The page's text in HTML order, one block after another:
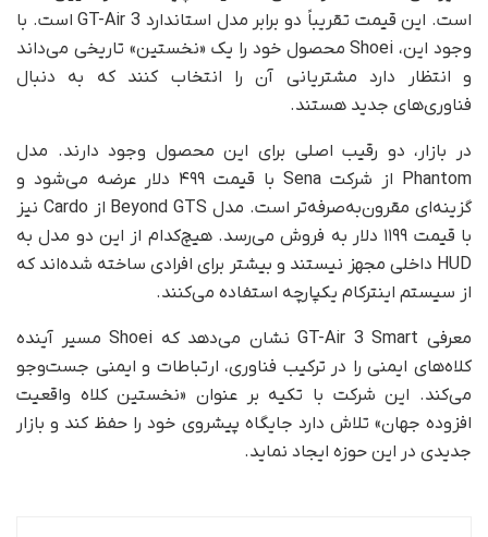
است. این قیمت تقریباً دو برابر مدل استاندارد GT-Air 3 است. با
وجود این، Shoei محصول خود را یک «نخستین» تاریخی می‌داند
و انتظار دارد مشتریانی آن را انتخاب کنند که به دنبال
فناوری‌های جدید هستند.
در بازار، دو رقیب اصلی برای این محصول وجود دارند. مدل
Phantom از شرکت Sena با قیمت ۴۹۹ دلار عرضه می‌شود و
گزینه‌ای مقرون‌به‌صرفه‌تر است. مدل Beyond GTS از Cardo نیز
با قیمت ۱۱۹۹ دلار به فروش می‌رسد. هیچ‌کدام از این دو مدل به
HUD داخلی مجهز نیستند و بیشتر برای افرادی ساخته شده‌اند که
از سیستم اینترکام یکپارچه استفاده می‌کنند.
معرفی GT-Air 3 Smart نشان می‌دهد که Shoei مسیر آینده
کلاه‌های ایمنی را در ترکیب فناوری، ارتباطات و ایمنی جست‌وجو
می‌کند. این شرکت با تکیه بر عنوان «نخستین کلاه واقعیت
افزوده جهان» تلاش دارد جایگاه پیشروی خود را حفظ کند و بازار
جدیدی در این حوزه ایجاد نماید.